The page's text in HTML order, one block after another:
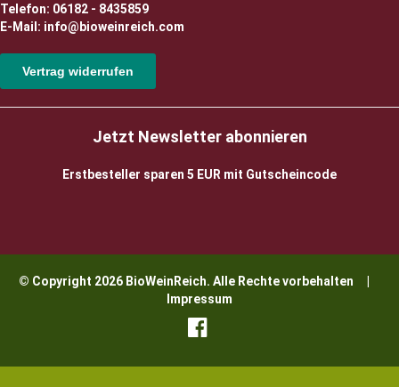
Telefon: 06182 - 8435859
E-Mail: info@bioweinreich.com
Vertrag widerrufen
Jetzt Newsletter abonnieren
Erstbesteller sparen 5 EUR mit Gutscheincode
© Copyright 2026 BioWeinReich. Alle Rechte vorbehalten |
Impressum